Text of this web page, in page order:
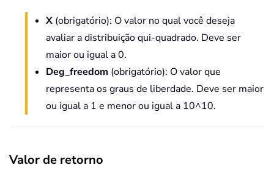
X (obrigatório): O valor no qual você deseja
avaliar a distribuição qui-quadrado. Deve ser
maior ou igual a 0.
Deg_freedom (obrigatório): O valor que
representa os graus de liberdade. Deve ser maior
ou igual a 1 e menor ou igual a 10^10.
Valor de retorno